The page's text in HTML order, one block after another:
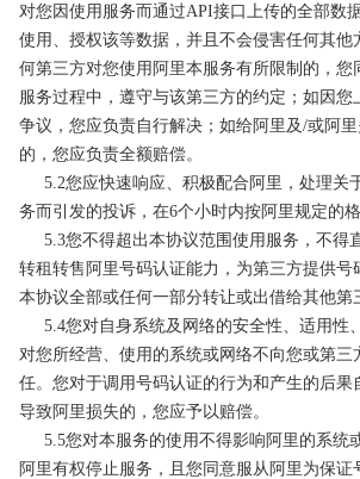
对您因使用服务而通过API接口上传的全部数
使用、授权该等数据，并且不会侵害任何其他
何第三方对您使用阿里本服务有所限制的，您
服务过程中，遵守与该第三方的约定；如因您
争议，您应负责自行解决；如给阿里及/或阿
的，您应负责全额赔偿。
5.2您应快速响应、积极配合阿里，处理关
务而引发的投诉，在6个小时内按阿里规定的
5.3您不得超出本协议范围使用服务，不得
转租转售阿里号码认证能力，为第三方提供号
本协议全部或任何一部分转让或出借给其他第
5.4您对自身系统及网络的安全性、适用性
对您所经营、使用的系统或网络不向您或第三
任。您对于调用号码认证的行为和产生的后果
导致阿里损失的，您应予以赔偿。
5.5您对本服务的使用不得影响阿里的系统
阿里有权停止服务，且您同意服从阿里为保证